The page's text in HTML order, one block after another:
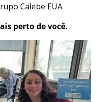
Calebe EUA
perto de você.